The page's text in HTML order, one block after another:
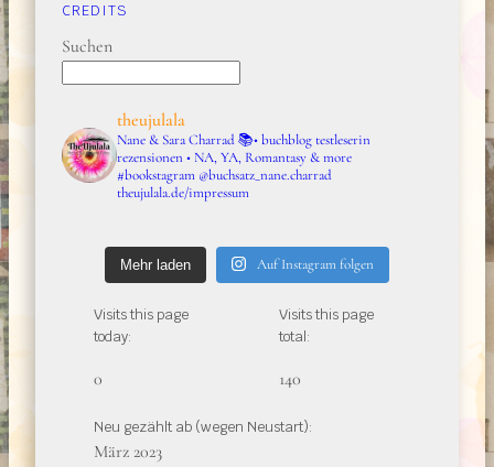
CREDITS
Suchen
theujulala
Nane & Sara Charrad📚• buchblog testleserin
rezensionen • NA, YA, Romantasy & more
#bookstagram @buchsatz_nane.charrad
theujulala.de/impressum
Mehr laden Auf Instagram folgen
Visits this page
today:
0
Visits this page
total:
140
Neu gezählt ab (wegen Neustart):
März 2023